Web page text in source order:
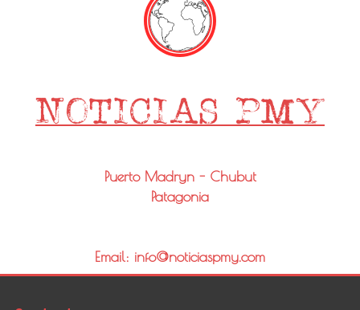
Puerto Madryn - Chubut
Patagonia
Email: info@noticiaspmy.com